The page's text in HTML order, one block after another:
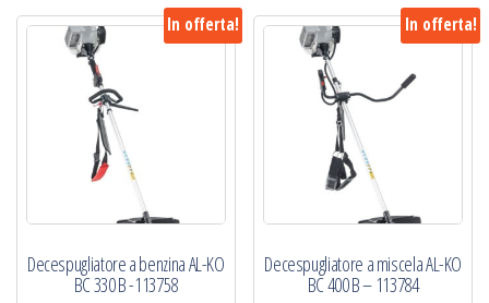
In offerta!
Decespugliatore a benzina AL-KO
BC 330 B -113758
In offerta!
Decespugliatore a miscela AL-KO
BC 400 B – 113784